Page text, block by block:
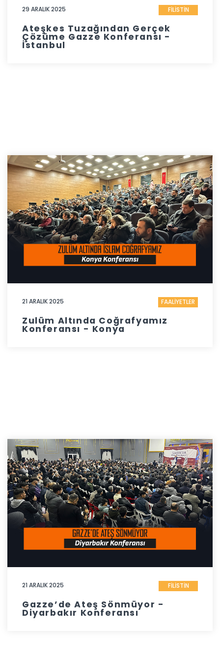
29 ARALIK 2025 FİLİSTİN
Ateşkes Tuzağından Gerçek
Çözüme Gazze Konferansı -
İstanbul
21 ARALIK 2025 FAALİYETLER
Zulüm Altında Coğrafyamız
Konferansı - Konya
21 ARALIK 2025 FİLİSTİN
Gazze’de Ateş Sönmüyor -
Diyarbakır Konferansı